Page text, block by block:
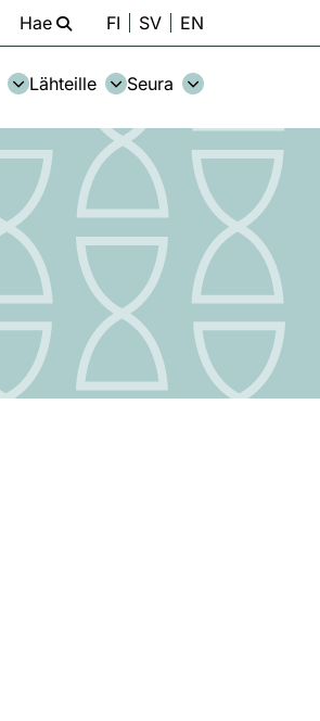
Hae FI SV EN
Lähteille Seura